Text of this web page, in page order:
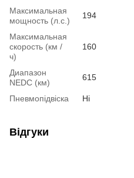
Максимальная
мощность (л.с.)
194
Максимальная
скорость (км /
ч)
160
Диапазон
NEDC (км)
615
Пневмопідвіска Ні
Відгуки